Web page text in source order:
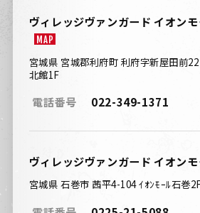
ヴィレッジヴァンガード イオン
MAP
宮城県 宮城郡利府町 利府字新屋田前
北館1F
電話番号 022-349-1371
ヴィレッジヴァンガード イオン
宮城県 石巻市 茜平4-104 ｲｵﾝﾓｰﾙ石巻